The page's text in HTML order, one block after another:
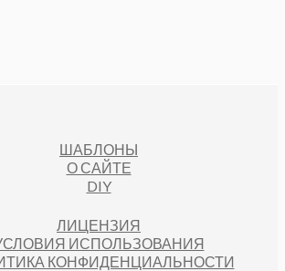
ШАБЛОНЫ
О САЙТЕ
DIY
ЛИЦЕНЗИЯ
ИСПОЛЬЗОВАНИЯ
КОНФИДЕНЦИАЛЬНОСТИ